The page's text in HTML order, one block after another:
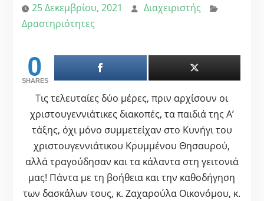
25 Δεκεμβρίου, 2021
Διαχειριστής
Δραστηριότητες
0
SHARES
Τις τελευταίες δύο μέρες, πριν αρχίσουν οι
χριστουγεννιάτικες διακοπές, τα παιδιά της Α’
τάξης, όχι μόνο συμμετείχαν στο Κυνήγι του
χριστουγεννιάτικου Κρυμμένου Θησαυρού,
αλλά τραγούδησαν και τα κάλαντα στη γειτονιά
μας! Πάντα με τη βοήθεια και την καθοδήγηση
των δασκάλων τους, κ. Ζαχαρούλα Οικονόμου, κ.